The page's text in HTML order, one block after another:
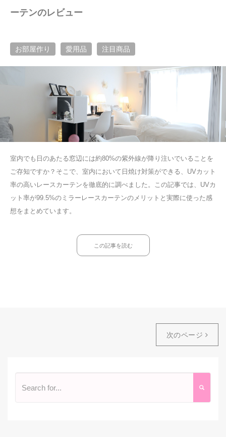
ーテンのレビュー
お部屋作り 愛用品 注目商品
室内でも日のあたる窓辺には約80%の紫外線が降り注いでいることを
ご存知ですか？そこで、室内において日焼け対策ができる、UVカット
率の高いレースカーテンを徹底的に調べました。この記事では、UVカ
ット率が99.5%のミラーレースカーテンのメリットと実際に使った感
想をまとめています。
この記事を読む
次のページ